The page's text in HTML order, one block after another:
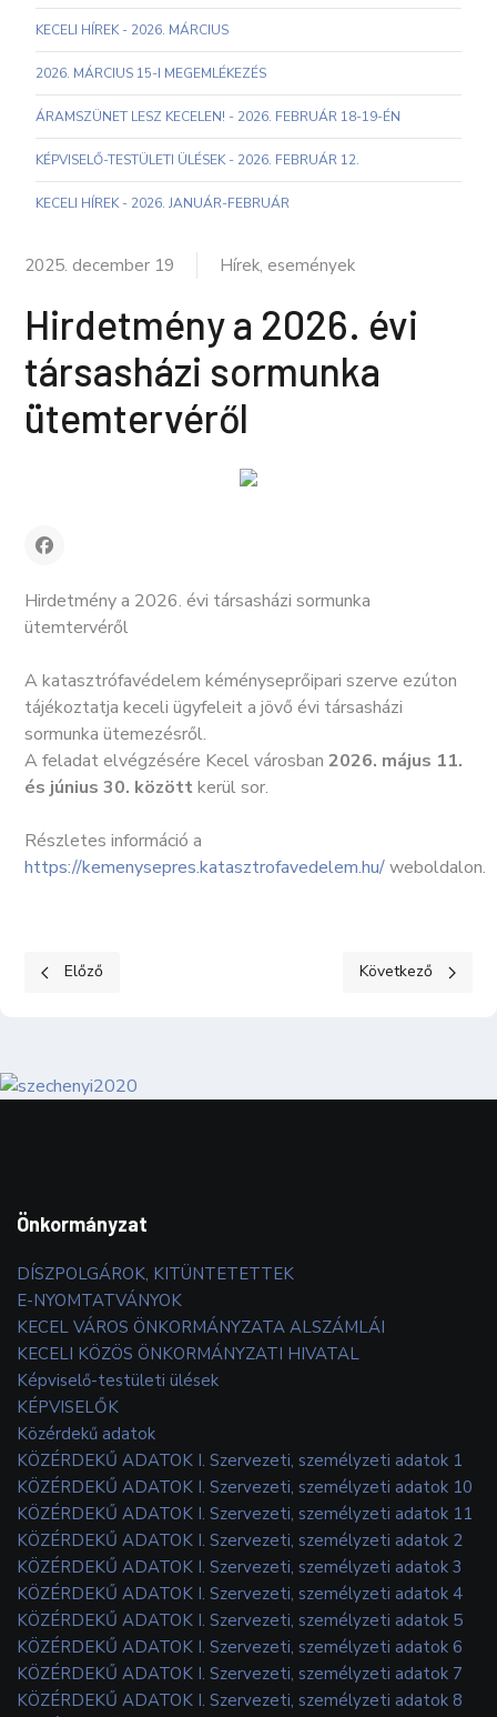
KECELI HÍREK - 2026. MÁRCIUS
2026. MÁRCIUS 15-I MEGEMLÉKEZÉS
ÁRAMSZÜNET LESZ KECELEN! - 2026. FEBRUÁR 18-19-ÉN
KÉPVISELŐ-TESTÜLETI ÜLÉSEK - 2026. FEBRUÁR 12.
KECELI HÍREK - 2026. JANUÁR-FEBRUÁR
2025. december 19 Hírek, események
Hirdetmény a 2026. évi
társasházi sormunka
ütemtervéről
Hirdetmény a 2026. évi társasházi sormunka
ütemtervéről
A katasztrófavédelem kéményseprőipari szerve ezúton
tájékoztatja keceli ügyfeleit a jövő évi társasházi
sormunka ütemezésről.
A feladat elvégzésére Kecel városban 2026. május 11.
és június 30. között kerül sor.
Részletes információ a
https://kemenysepres.katasztrofavedelem.hu/weboldalon.
Előző cikk: Civil szervezetes felhívás 2026-os évre
Előző Következő cikk:
Következő
Önkormányzat
DÍSZPOLGÁROK, KITÜNTETETTEK
E-NYOMTATVÁNYOK
KECEL VÁROS ÖNKORMÁNYZATA ALSZÁMLÁI
KECELI KÖZÖS ÖNKORMÁNYZATI HIVATAL
Képviselő-testületi ülések
KÉPVISELŐK
Közérdekű adatok
KÖZÉRDEKŰ ADATOK I. Szervezeti, személyzeti adatok 1
KÖZÉRDEKŰ ADATOK I. Szervezeti, személyzeti adatok 10
KÖZÉRDEKŰ ADATOK I. Szervezeti, személyzeti adatok 11
KÖZÉRDEKŰ ADATOK I. Szervezeti, személyzeti adatok 2
KÖZÉRDEKŰ ADATOK I. Szervezeti, személyzeti adatok 3
KÖZÉRDEKŰ ADATOK I. Szervezeti, személyzeti adatok 4
KÖZÉRDEKŰ ADATOK I. Szervezeti, személyzeti adatok 5
KÖZÉRDEKŰ ADATOK I. Szervezeti, személyzeti adatok 6
KÖZÉRDEKŰ ADATOK I. Szervezeti, személyzeti adatok 7
KÖZÉRDEKŰ ADATOK I. Szervezeti, személyzeti adatok 8